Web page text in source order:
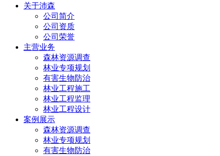
关于沛森
公司简介
公司资质
公司荣誉
主营业务
森林资源调查
林业专项规划
有害生物防治
林业工程施工
林业工程监理
林业工程设计
案例展示
森林资源调查
林业专项规划
有害生物防治